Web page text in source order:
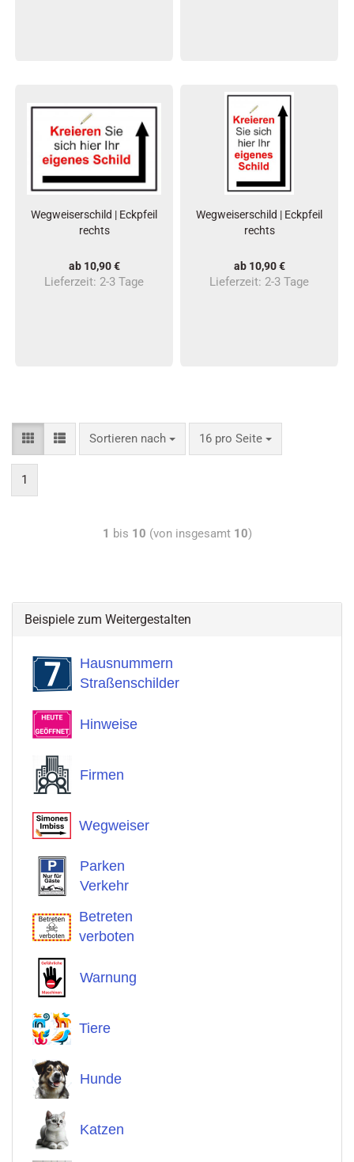
Wegweiserschild | Eckpfeil
rechts
ab 10,90 €
Lieferzeit: 2-3 Tage
Wegweiserschild | Eckpfeil
rechts
ab 10,90 €
Lieferzeit: 2-3 Tage
Sortieren nach 16 pro Seite
1
1 bis 10 (von insgesamt 10)
Beispiele zum Weitergestalten
Hausnummern
Straßenschilder
Hinweise
Firmen
Wegweiser
Parken
Verkehr
Betreten
verboten
Warnung
Tiere
Hunde
Katzen